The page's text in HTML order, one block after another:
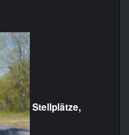
Stellplätze,